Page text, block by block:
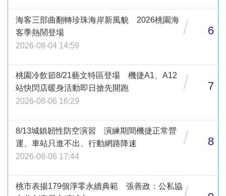
海客三部曲翻轉珍珠海岸新風貌 2026桃園海
客季熱鬧登場
2026-08-04 14:59
/ 6
桃園冷飲節8/21藝文特區登場 機捷A1、A12
站快閃店暖身活動即日搶先開跑
2026-08-06 16:29
/ 7
8/13城鎮韌性防空演習 演練期間機捷正常營
運、車站只進不出、行動網路降速
2026-08-06 17:44
/ 8
桃市表揚179個淨零永續典範 張善政：公私協